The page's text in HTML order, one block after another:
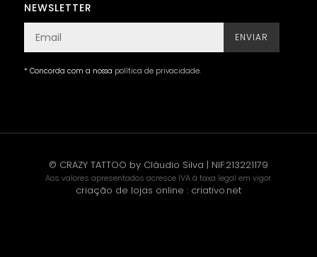
NEWSLETTER
ENVIAR
* Concorda com a nossa política de privacidade.
© CRAZY TATTOO by Cláudio Silva | NIF:213221179
Aos valores apresentados acresce IVA à taxa legal em vigor.
criação de lojas online : criativo.net